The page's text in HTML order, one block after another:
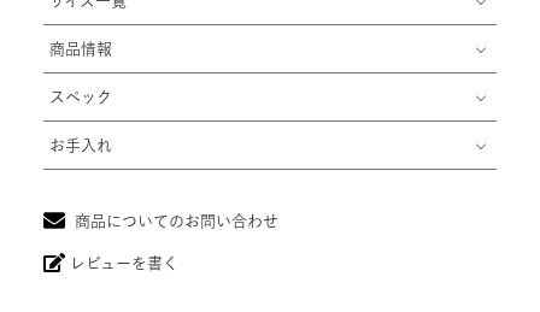
商品情報
スペック
お手入れ
商品についてのお問い合わせ
レビューを書く